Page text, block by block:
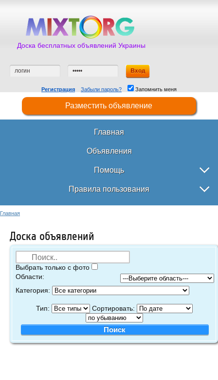
Доска бесплатных объявлений Украины
Регистрация Забыли пароль? Запомнить меня
Разместить объявление
Главная
Объявления
Помощь
Правила пользования
Главная
Доска объявлений
Выбрать только с фото
Области:
Категория:
Тип: Сортировать: